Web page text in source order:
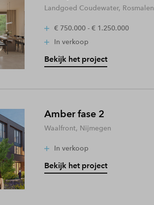
Landgoed Coudewater, Rosmalen
€ 750.000 - € 1.250.000
In verkoop
Bekijk het project
Amber fase 2
Waalfront, Nijmegen
In verkoop
Bekijk het project